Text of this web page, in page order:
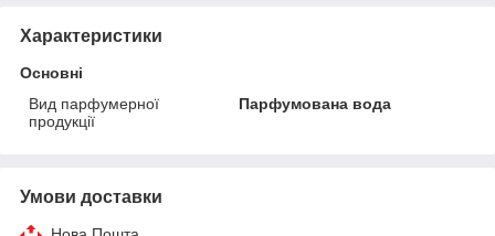
Характеристики
Основні
Вид парфумерної
продукції
Парфумована вода
Умови доставки